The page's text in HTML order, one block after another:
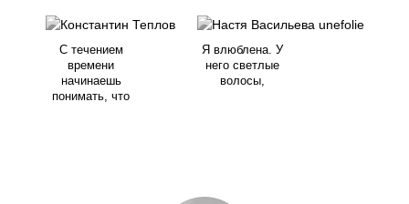
С течением
времени
начинаешь
понимать, что
Я влюблена. У
него светлые
волосы,